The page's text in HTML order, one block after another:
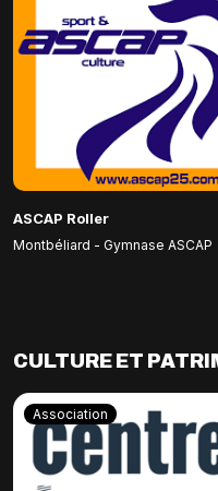
ASCAP Roller
Montbéliard - Gymnase ASCAP
CULTURE ET
Association